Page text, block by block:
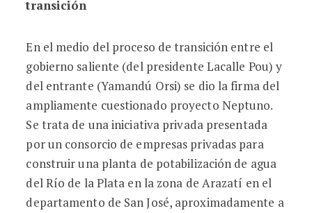
transición
En el medio del proceso de transición entre el
gobierno saliente (del presidente Lacalle Pou) y
del entrante (Yamandú Orsi) se dio la firma del
ampliamente cuestionado proyecto Neptuno.
Se trata de una iniciativa privada presentada
por un consorcio de empresas privadas para
construir una planta de potabilización de agua
del Río de la Plata en la zona de Arazatí en el
departamento de San José, aproximadamente a